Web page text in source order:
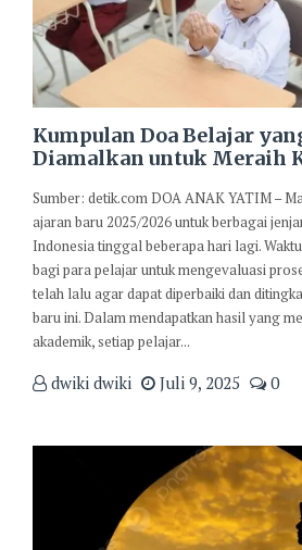
Kumpulan Doa Belajar
Diamalkan untuk Meraih
Sumber: detik.com DOA ANAK YATIM –
ajaran baru 2025/2026 untuk berbagai
Indonesia tinggal beberapa hari lagi.
bagi para pelajar untuk mengevaluasi
telah lalu agar dapat diperbaiki dan
baru ini. Dalam mendapatkan hasil yang
akademik, setiap pelajar...
dwiki dwiki Juli 9, 2025 0